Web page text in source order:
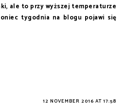
ale to przy wyższej temperaturze
tygodnia na blogu pojawi się
12 NOVEMBER 2016 AT 17:58